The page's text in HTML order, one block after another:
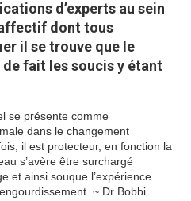
d’experts au sein
dont tous
il se trouve que le
fait les soucis y étant
se présente comme
dans le changement
il est protecteur, en fonction la
s’avère être surchargé
et ainsi souque l’expérience
~ Dr Bobbi